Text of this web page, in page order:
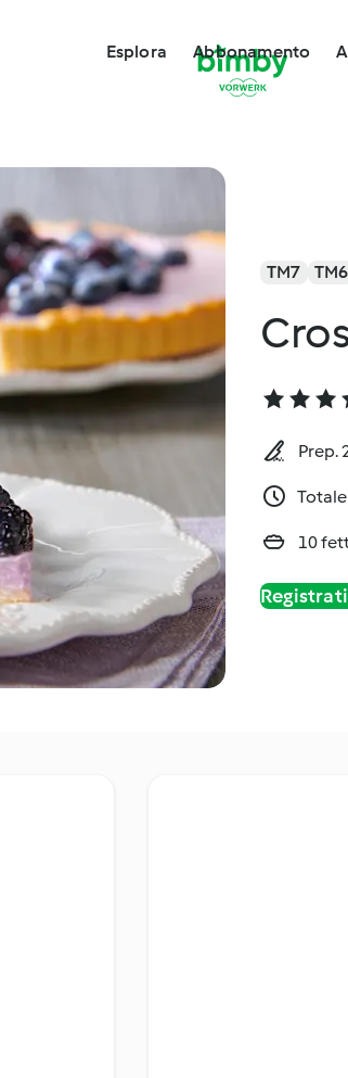
Esplora Abbonamento
TM7 TM6
Prep.
10